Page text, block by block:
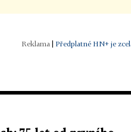
Předplatné HN+ je